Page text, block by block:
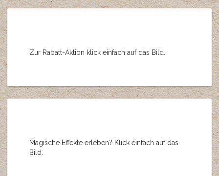
Zur Rabatt-Aktion klick einfach auf das Bild.
Magische Effekte erleben? Klick einfach auf das
Bild.